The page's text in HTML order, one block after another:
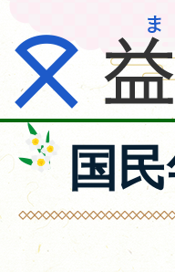
国